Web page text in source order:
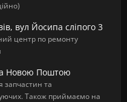
вул Йосипа сліпого 3
центр по ремонту
Новою Поштою
запчастин та
Також приймаємо на